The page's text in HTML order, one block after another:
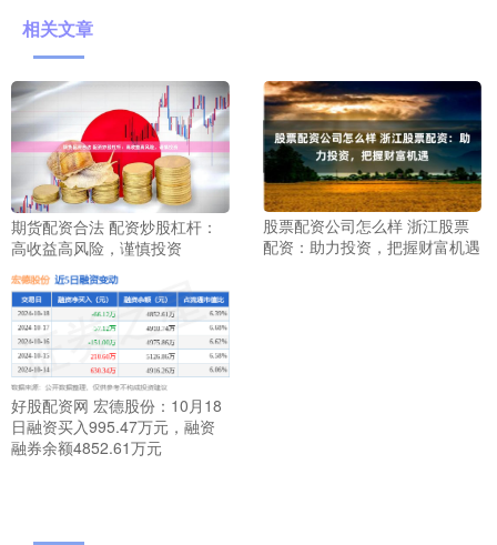
相关文章
期货配资合法 配资炒股杠杆：
高收益高风险，谨慎投资
股票配资公司怎么样 浙江股票
配资：助力投资，把握财富机遇
好股配资网 宏德股份：10月18
日融资买入995.47万元，融资
融券余额4852.61万元